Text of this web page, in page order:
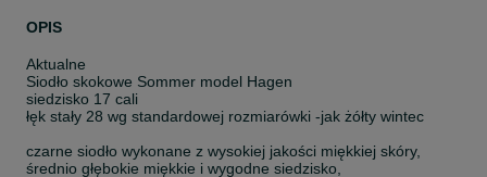
OPIS
Aktualne
Siodło skokowe Sommer model Hagen
siedzisko 17 cali
łęk stały 28 wg standardowej rozmiarówki -jak żółty wintec
czarne siodło wykonane z wysokiej jakości miękkiej skóry,
średnio głębokie miękkie i wygodne siedzisko,